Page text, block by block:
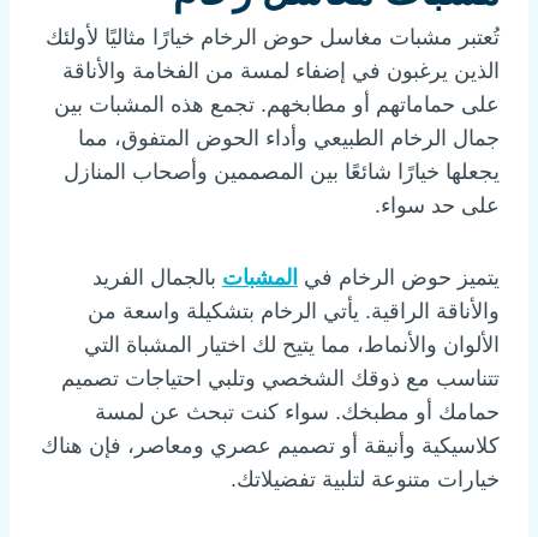
تُعتبر مشبات مغاسل حوض الرخام خيارًا مثاليًا لأولئك
الذين يرغبون في إضفاء لمسة من الفخامة والأناقة
على حماماتهم أو مطابخهم. تجمع هذه المشبات بين
جمال الرخام الطبيعي وأداء الحوض المتفوق، مما
يجعلها خيارًا شائعًا بين المصممين وأصحاب المنازل
على حد سواء.
يتميز حوض الرخام في المشبات بالجمال الفريد
والأناقة الراقية. يأتي الرخام بتشكيلة واسعة من
الألوان والأنماط، مما يتيح لك اختيار المشباة التي
تتناسب مع ذوقك الشخصي وتلبي احتياجات تصميم
حمامك أو مطبخك. سواء كنت تبحث عن لمسة
كلاسيكية وأنيقة أو تصميم عصري ومعاصر، فإن هناك
خيارات متنوعة لتلبية تفضيلاتك.